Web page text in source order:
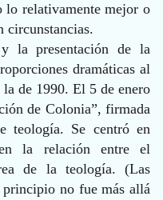
lo relativamente mejor o
circunstancias.
la presentación de la
dramáticas al
de 1990. El 5 de enero
de Colonia”, firmada
teología. Se centró en
la relación entre el
de la teología. (Las
principio no fue más allá